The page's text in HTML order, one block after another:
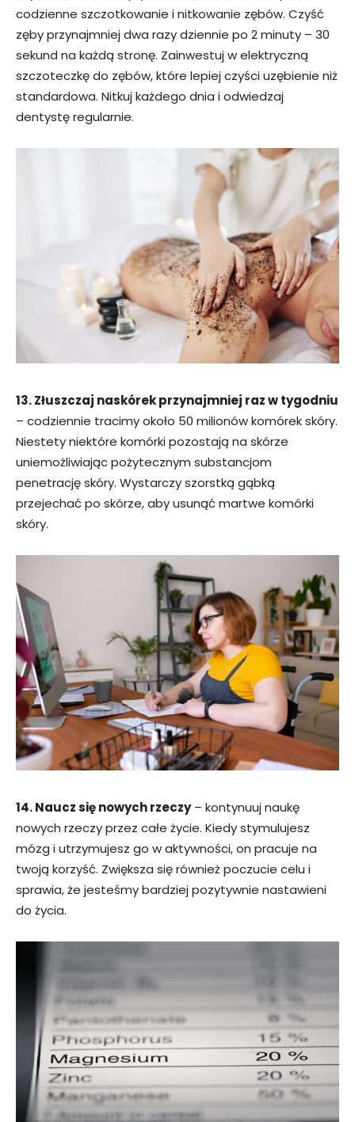
codzienne szczotkowanie i nitkowanie zębów. Czyść
zęby przynajmniej dwa razy dziennie po 2 minuty – 30
sekund na każdą stronę. Zainwestuj w elektryczną
szczoteczkę do zębów, które lepiej czyści uzębienie niż
standardowa. Nitkuj każdego dnia i odwiedzaj
dentystę regularnie.
13. Złuszczaj naskórek przynajmniej raz w tygodniu
– codziennie tracimy około 50 milionów komórek skóry.
Niestety niektóre komórki pozostają na skórze
uniemożliwiając pożytecznym substancjom
penetrację skóry. Wystarczy szorstką gąbką
przejechać po skórze, aby usunąć martwe komórki
skóry.
14. Naucz się nowych rzeczy– kontynuuj naukę
nowych rzeczy przez całe życie. Kiedy stymulujesz
mózg i utrzymujesz go w aktywności, on pracuje na
twoją korzyść. Zwiększa się również poczucie celu i
sprawia, że jesteśmy bardziej pozytywnie nastawieni
do życia.